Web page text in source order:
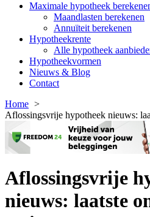
Maximale hypotheek
Maandlasten berekenen
Annuïteit berekenen
Hypotheekrente
Alle hypotheek
Hypotheekvormen
Nieuws & Blog
Contact
Home
Aflossingsvrije hypotheek nieuws:
Aflossingsvrije
nieuws: laatste